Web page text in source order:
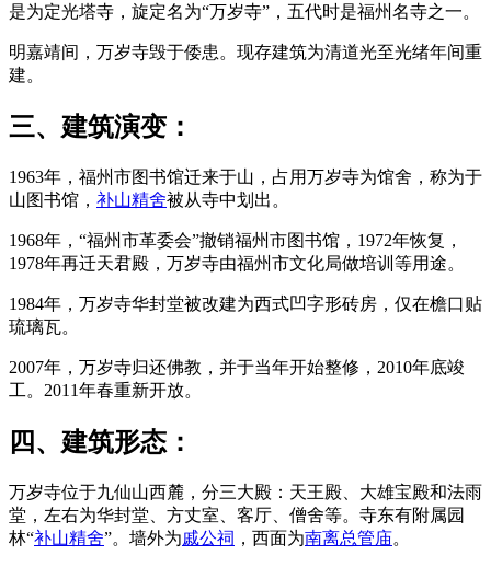
是为定光塔寺，旋定名为“万岁寺”，五代时是福州名寺之一。
明嘉靖间，万岁寺毁于倭患。现存建筑为清道光至光绪年间重
建。
三、建筑演变：
1963年，福州市图书馆迁来于山，占用万岁寺为馆舍，称为于
山图书馆， 补山精舍被从寺中划出。
1968年，“福州市革委会”撤销福州市图书馆，1972年恢复，
1978年再迁天君殿，万岁寺由福州市文化局做培训等用途。
1984年，万岁寺华封堂被改建为西式凹字形砖房，仅在檐口贴
琉璃瓦。
2007年，万岁寺归还佛教，并于当年开始整修，2010年底竣
工。2011年春重新开放。
四、建筑形态：
万岁寺位于九仙山西麓，分三大殿：天王殿、大雄宝殿和法雨
堂，左右为华封堂、方丈室、客厅、僧舍等。寺东有附属园
林“补山精舍”。墙外为戚公祠 ，西面为南离总管庙。